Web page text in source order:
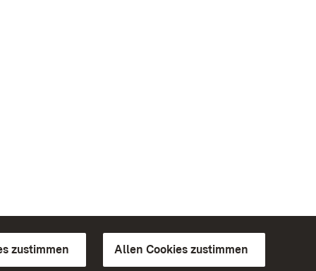
zustimmen Allen Cookies zustimmen